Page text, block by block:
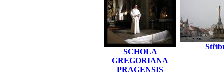
SCHOLA
GREGORIANA
PRAGENSIS